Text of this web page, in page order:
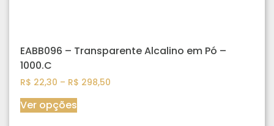
EABB096 – Transparente Alcalino em Pó –
1000.C
R$ 22,30 – R$ 298,50
Ver opções